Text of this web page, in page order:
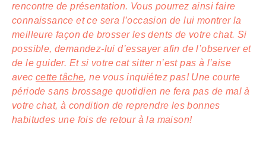
rencontre de présentation. Vous pourrez ainsi faire
connaissance et ce sera l’occasion de lui montrer la
meilleure façon de brosser les dents de votre chat. Si
possible, demandez-lui d’essayer afin de l’observer et
de le guider. Et si votre cat sitter n’est pas à l’aise
avec cette tâche, ne vous inquiétez pas! Une courte
période sans brossage quotidien ne fera pas de mal à
votre chat, à condition de reprendre les bonnes
habitudes une fois de retour à la maison!